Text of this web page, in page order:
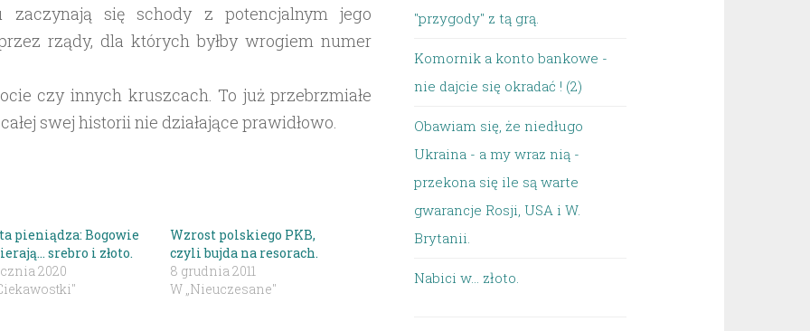
zaczynają się schody z potencjalnym jego
rządy, dla których byłby wrogiem numer
czy innych kruszcach. To już przebrzmiałe
swej historii nie działające prawidłowo.
pieniądza: Bogowie
srebro i złoto.
2020
Wzrost polskiego PKB,
czyli bujda na resorach.
8 grudnia 2011
W „Nieuczesane"
"przygody" z tą grą.
Komornik a konto bankowe -
nie dajcie się okradać ! (2)
Obawiam się, że niedługo
Ukraina - a my wraz nią -
przekona się ile są warte
gwarancje Rosji, USA i W.
Brytanii.
Nabici w... złoto.